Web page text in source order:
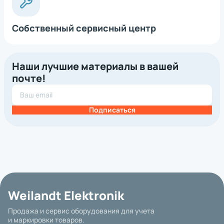
Собственный сервисный центр
Наши лучшие материалы в вашей
почте!
Подписаться
Weilandt Elektronik
Продажа и сервис оборудования для учета
и маркировки товаров.